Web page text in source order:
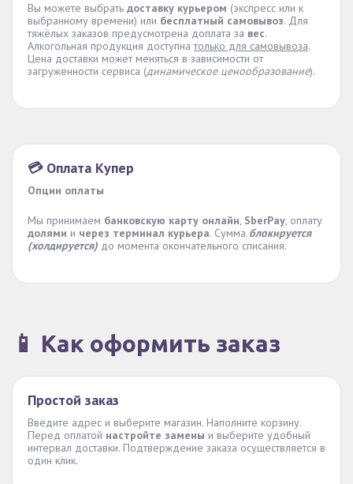
Вы можете выбрать доставку курьером (экспресс или к
выбранному времени) или бесплатный самовывоз. Для
тяжёлых заказов предусмотрена доплата за вес.
Алкогольная продукция доступнатолько для самовывоза.
Цена доставки может меняться в зависимости от
загруженности сервиса (динамическое ценообразование).
💳 Оплата Купер
Опции оплаты
Мы принимаем банковскую карту онлайн, SberPay, оплату
долями и через терминал курьера. Сумма блокируется
(холдируется) до момента окончательного списания.
📱 Как оформить заказ
Простой заказ
Введите адрес и выберите магазин. Наполните корзину.
Перед оплатой настройте замены и выберите удобный
интервал доставки. Подтверждение заказа осуществляется в
один клик.